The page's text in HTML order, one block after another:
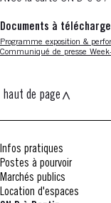
Documents à
Nouvelle fenêtre
Programme exposition &
Nouvelle fenêtre
Communiqué de presse
haut de page
Infos pratiques
Postes à pourvoir
Marchés publics
Location d'espaces